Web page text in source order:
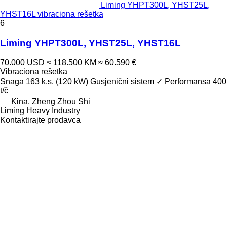
Liming YHPT300L, YHST25L,
YHST16L vibraciona rešetka
6
Liming YHPT300L, YHST25L, YHST16L
70.000 USD ≈ 118.500 KM ≈ 60.590 €
Vibraciona rešetka
Snaga 163 k.s. (120 kW) Gusjenični sistem ✓ Performansa 400
t/č
Kina, Zheng Zhou Shi
Liming Heavy Industry
Kontaktirajte prodavca